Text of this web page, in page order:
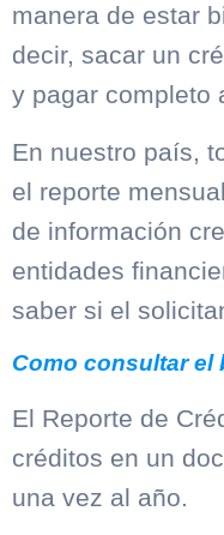
manera de estar
decir, sacar un
y pagar completo
En nuestro país,
el reporte
de información
entidades
saber si el
Como consultar el
El Reporte de
créditos en un
una vez al año.